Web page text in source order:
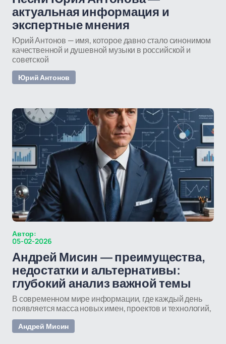
актуальная информация и
экспертные мнения
Юрий Антонов — имя, которое давно стало синонимом
качественной и душевной музыки в российской и
советской
Юрий Антонов
Автор:
05-02-2026
Андрей Мисин — преимущества,
недостатки и альтернативы:
глубокий анализ важной темы
В современном мире информации, где каждый день
появляется масса новых имен, проектов и технологий,
Андрей Мисин